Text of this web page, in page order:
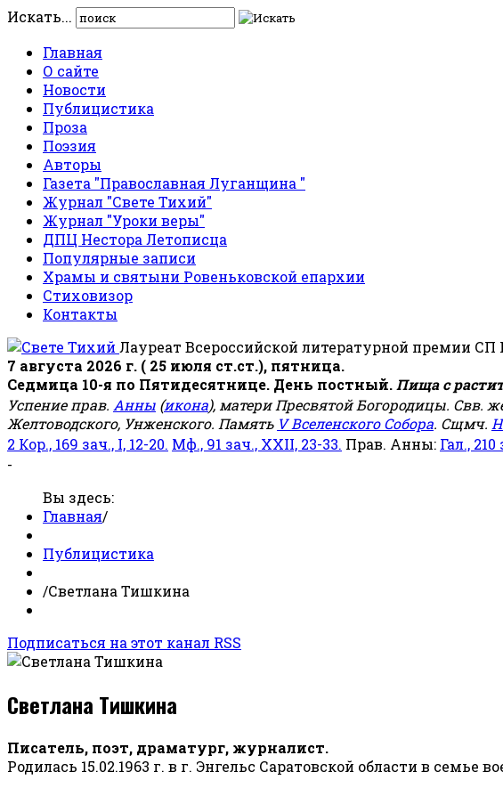
Искать...
Главная
О сайте
Новости
Публицистика
Проза
Поэзия
Авторы
Газета "Православная Луганщина "
Журнал "Свете Тихий"
Журнал "Уроки веры"
ДПЦ Нестора Летописца
Популярные записи
Храмы и святыни Ровеньковской епархии
Стиховизор
Контакты
Лауреат Всероссийской литературной премии СП
7 августа 2026 г. ( 25 июля ст.ст.), пятница.
Седмица 10-я по Пятидесятнице. День постный. Пища с
Успение прав. Анны (икона), матери Пресвятой Богородицы. Свв.
Желтоводского, Унженского. Память V Вселенского Собора. Сщмч.
2 Кор., 169 зач., I, 12-20. Мф., 91 зач., XXII, 23-33. Прав. Анны: Гал.,
-
Вы здесь:
Главная/
Публицистика
/Светлана Тишкина
Подписаться на этот канал RSS
Светлана Тишкина
Писатель, поэт, драматург, журналист.
Родилась 15.02.1963 г. в г. Энгельс Саратовской области в семье